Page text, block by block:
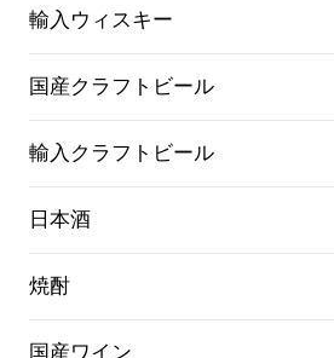
輸入ウィスキー
国産クラフトビール
輸入クラフトビール
日本酒
焼酎
国産ワイン